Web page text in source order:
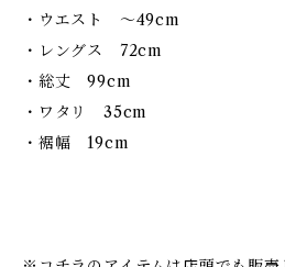
・ウエスト 〜49cm
・レングス 72cm
・総丈 99cm
・ワタリ 35cm
・裾幅 19cm